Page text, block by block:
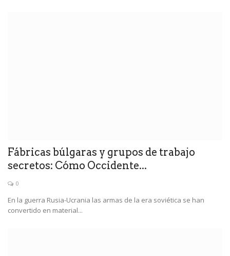
Fábricas búlgaras y grupos de trabajo
secretos: Cómo Occidente...
0
En la guerra Rusia-Ucrania las armas de la era soviética se han
convertido en material...